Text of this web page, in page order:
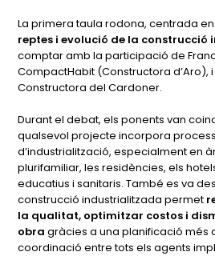
La primera taula rodona, centrada
reptes i evolució de la
comptar amb la participació de
CompactHabit (Constructora d’Aro),
Constructora del Cardoner.
Durant el debat, els ponents van
qualsevol projecte incorpora
d’industrialització, especialment en
plurifamiliar, les residències, els
educatius i sanitaris. També es va
construcció industrialitzada permet
la qualitat, optimitzar costos i
obra gràcies a una planificació més
coordinació entre tots els agents